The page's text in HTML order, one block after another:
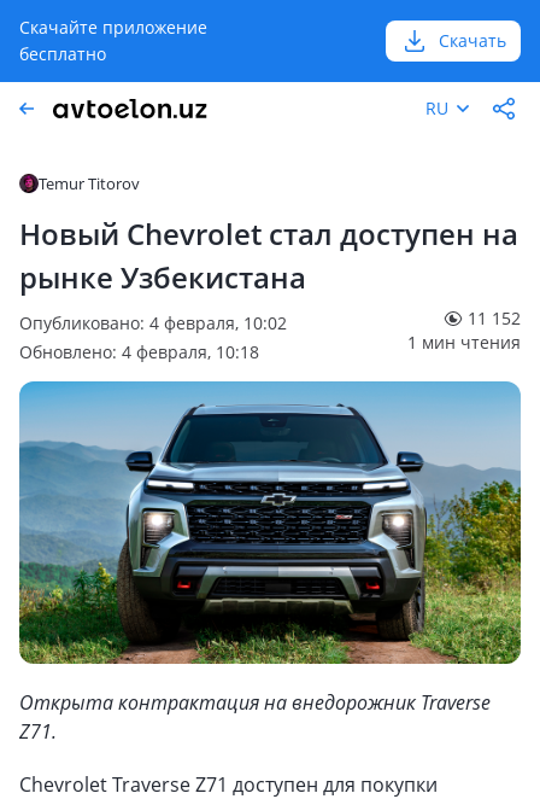
Скачайте приложение
бесплатно
Скачать
RU
Temur Titorov
Новый Chevrolet стал доступен на
рынке Узбекистана
Опубликовано: 4 февраля, 10:02
Обновлено: 4 февраля, 10:18
11 152
1 мин чтения
Открыта контрактация на внедорожник Traverse
Z71.
Chevrolet Traverse Z71 доступен для покупки